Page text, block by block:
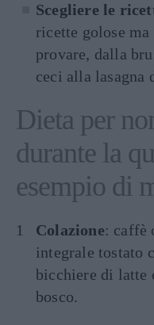
Scegliere le
ricette golose ma
provare, dalla
ceci alla lasagna
Dieta per
durante la
esempio di
Colazione: caffè
integrale tostato
bicchiere di latte
bosco.